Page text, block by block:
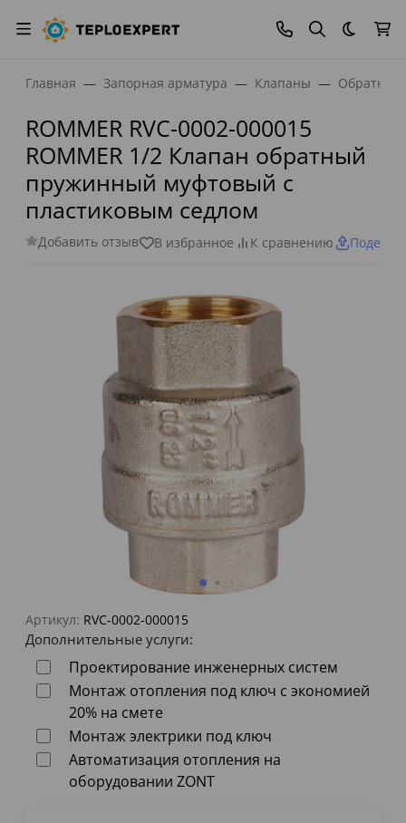
Темная
Главная Запорная арматура Клапаны Обратные
ROMMER RVC-0002-000015
ROMMER 1/2 Клапан обратный
пружинный муфтовый с
пластиковым седлом
Добавить отзыв В избранное К сравнению
Артикул: RVC-0002-000015
Дополнительные услуги:
Проектирование инженерных систем
Монтаж отопления под ключ с экономией
20% на смете
Монтаж электрики под ключ
Автоматизация отопления на
оборудовании ZONT